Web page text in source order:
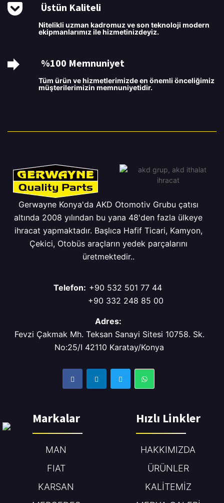
Üstün Kaliteli
Nitelikli uzman kadromuz ve son teknoloji modern
ekipmanlarımız ile hizmetinizdeyiz.
%100 Memnuniyet
Tüm ürün ve hizmetlerimizde en önemli önceliğimiz
müşterilerimizin memnuniyetidir.
Gerwayne Konya'da AKD Otomotiv Grubu çatısı
altında 2008 yılından bu yana 48'den fazla ülkeye
ihracat yapmaktadır. Başlıca Hafif Ticari, Kamyon,
Çekici, Otobüs araçların yedek parçalarını
üretmektedir..
Telefon: +90 532 501 77 44
+90 332 248 85 00
Adres:
Fevzi Çakmak Mh. Teksan Sanayi Sitesi 10758. Sk.
No:25/I 42110 Karatay/Konya
Markalar
MAN
FIAT
KARSAN
Hızlı Linkler
HAKKIMIZDA
ÜRÜNLER
KALİTEMİZ